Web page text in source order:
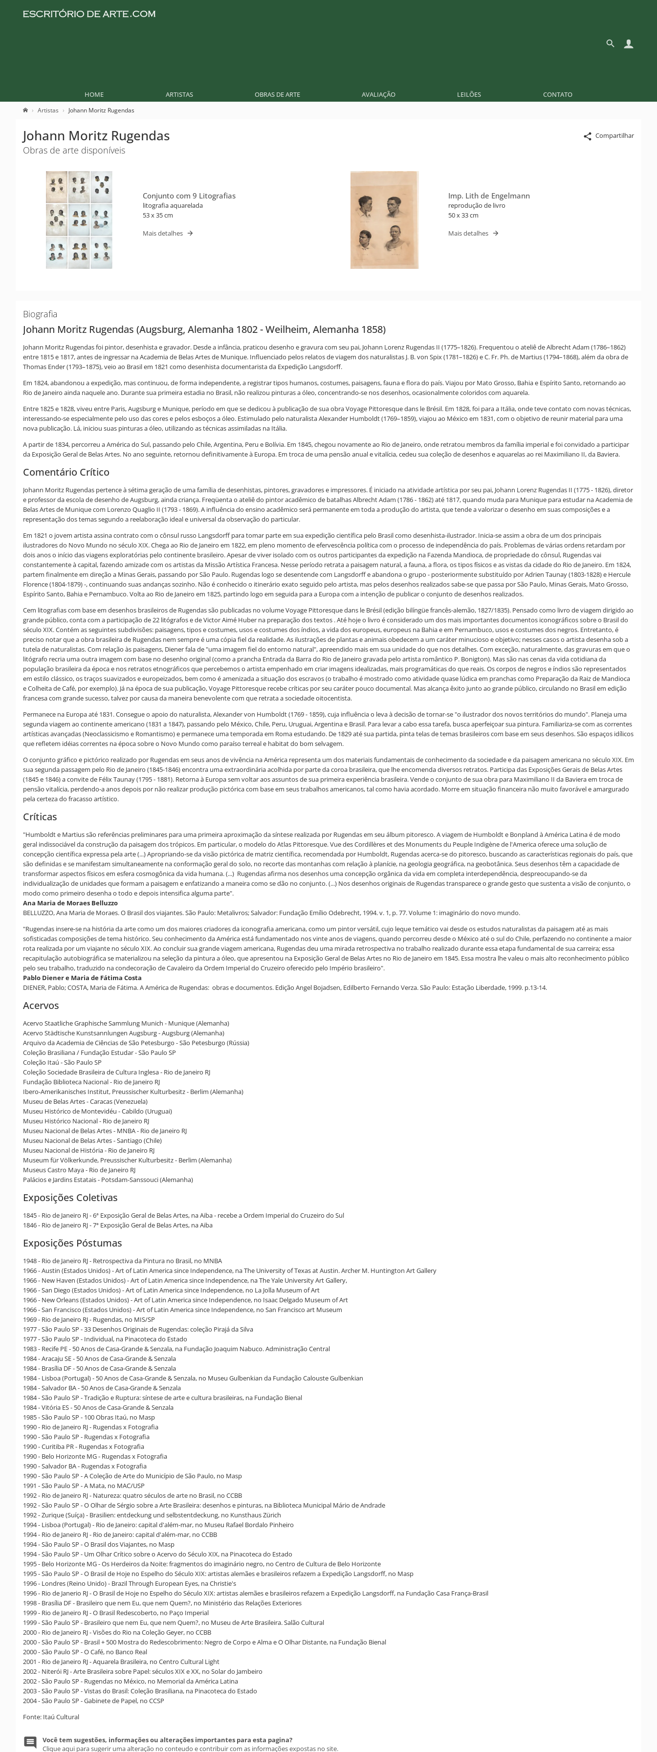
HOME ARTISTAS OBRAS DE ARTE AVALIAÇÃO LEILÕES CONTATO
Artistas Johann Moritz Rugendas
Compartilhar
Johann Moritz Rugendas
Obras de arte disponíveis
Conjunto com 9 Litografias
litografia aquarelada
53 x 35 cm
Mais detalhes
Imp. Lith de Engelmann
reprodução de livro
50 x 33 cm
Mais detalhes
Biografia
Johann Moritz Rugendas (Augsburg, Alemanha 1802 - Weilheim, Alemanha 1858)
Johann Moritz Rugendas foi pintor, desenhista e gravador. Desde a infância, praticou desenho e gravura com seu pai, Johann Lorenz Rugendas II (1775–1826). Frequentou o ateliê de Albrecht Adam (1786–1862)
entre 1815 e 1817, antes de ingressar na Academia de Belas Artes de Munique. Influenciado pelos relatos de viagem dos naturalistas J. B. von Spix (1781–1826) e C. Fr. Ph. de Martius (1794–1868), além da obra de
Thomas Ender (1793–1875), veio ao Brasil em 1821 como desenhista documentarista da Expedição Langsdorff.
Em 1824, abandonou a expedição, mas continuou, de forma independente, a registrar tipos humanos, costumes, paisagens, fauna e flora do país. Viajou por Mato Grosso, Bahia e Espírito Santo, retornando ao
Rio de Janeiro ainda naquele ano. Durante sua primeira estadia no Brasil, não realizou pinturas a óleo, concentrando-se nos desenhos, ocasionalmente coloridos com aquarela.
Entre 1825 e 1828, viveu entre Paris, Augsburg e Munique, período em que se dedicou à publicação de sua obra Voyage Pittoresque dans le Brésil. Em 1828, foi para a Itália, onde teve contato com novas técnicas,
interessando-se especialmente pelo uso das cores e pelos esboços a óleo. Estimulado pelo naturalista Alexander Humboldt (1769–1859), viajou ao México em 1831, com o objetivo de reunir material para uma
nova publicação. Lá, iniciou suas pinturas a óleo, utilizando as técnicas assimiladas na Itália.
A partir de 1834, percorreu a América do Sul, passando pelo Chile, Argentina, Peru e Bolívia. Em 1845, chegou novamente ao Rio de Janeiro, onde retratou membros da família imperial e foi convidado a participar
da Exposição Geral de Belas Artes. No ano seguinte, retornou definitivamente à Europa. Em troca de uma pensão anual e vitalícia, cedeu sua coleção de desenhos e aquarelas ao rei Maximiliano II, da Baviera.
Comentário Crítico
Johann Moritz Rugendas pertence à sétima geração de uma família de desenhistas, pintores, gravadores e impressores. É iniciado na atividade artística por seu pai, Johann Lorenz Rugendas II (1775 - 1826), diretor
e professor da escola de desenho de Augsburg, ainda criança. Freqüenta o ateliê do pintor acadêmico de batalhas Albrecht Adam (1786 - 1862) até 1817, quando muda para Munique para estudar na Academia de
Belas Artes de Munique com Lorenzo Quaglio II (1793 - 1869). A influência do ensino acadêmico será permanente em toda a produção do artista, que tende a valorizar o desenho em suas composições e a
representação dos temas segundo a reelaboração ideal e universal da observação do particular.
Em 1821 o jovem artista assina contrato com o cônsul russo Langsdorff para tomar parte em sua expedição científica pelo Brasil como desenhista-ilustrador. Inicia-se assim a obra de um dos principais
ilustradores do Novo Mundo no século XIX. Chega ao Rio de Janeiro em 1822, em pleno momento de efervescência política com o processo de independência do país. Problemas de várias ordens retardam por
dois anos o início das viagens exploratórias pelo continente brasileiro. Apesar de viver isolado com os outros participantes da expedição na Fazenda Mandioca, de propriedade do cônsul, Rugendas vai
constantemente à capital, fazendo amizade com os artistas da Missão Artística Francesa. Nesse período retrata a paisagem natural, a fauna, a flora, os tipos físicos e as vistas da cidade do Rio de Janeiro. Em 1824,
partem finalmente em direção a Minas Gerais, passando por São Paulo. Rugendas logo se desentende com Langsdorff e abandona o grupo - posteriormente substituído por Adrien Taunay (1803-1828) e Hercule
Florence (1804-1879) -, continuando suas andanças sozinho. Não é conhecido o itinerário exato seguido pelo artista, mas pelos desenhos realizados sabe-se que passa por São Paulo, Minas Gerais, Mato Grosso,
Espírito Santo, Bahia e Pernambuco. Volta ao Rio de Janeiro em 1825, partindo logo em seguida para a Europa com a intenção de publicar o conjunto de desenhos realizados.
Cem litografias com base em desenhos brasileiros de Rugendas são publicadas no volume Voyage Pittoresque dans le Brésil (edição bilíngüe francês-alemão, 1827/1835). Pensado como livro de viagem dirigido ao
grande público, conta com a participação de 22 litógrafos e de Victor Aimé Huber na preparação dos textos . Até hoje o livro é considerado um dos mais importantes documentos iconográficos sobre o Brasil do
século XIX. Contém as seguintes subdivisões: paisagens, tipos e costumes, usos e costumes dos índios, a vida dos europeus, europeus na Bahia e em Pernambuco, usos e costumes dos negros. Entretanto, é
preciso notar que a obra brasileira de Rugendas nem sempre é uma cópia fiel da realidade. As ilustrações de plantas e animais obedecem a um caráter minucioso e objetivo; nesses casos o artista desenha sob a
tutela de naturalistas. Com relação às paisagens, Diener fala de "uma imagem fiel do entorno natural", apreendido mais em sua unidade do que nos detalhes. Com exceção, naturalmente, das gravuras em que o
litógrafo recria uma outra imagem com base no desenho original (como a prancha Entrada da Barra do Rio de Janeiro gravada pelo artista romântico P. Bonigton). Mas são nas cenas da vida cotidiana da
população brasileira da época e nos retratos etnográficos que percebemos o artista empenhado em criar imagens idealizadas, mais programáticas do que reais. Os corpos de negros e índios são representados
em estilo clássico, os traços suavizados e europeizados, bem como é amenizada a situação dos escravos (o trabalho é mostrado como atividade quase lúdica em pranchas como Preparação da Raiz de Mandioca
e Colheita de Café, por exemplo). Já na época de sua publicação, Voyage Pittoresque recebe críticas por seu caráter pouco documental. Mas alcança êxito junto ao grande público, circulando no Brasil em edição
francesa com grande sucesso, talvez por causa da maneira benevolente com que retrata a sociedade oitocentista.
Permanece na Europa até 1831. Consegue o apoio do naturalista, Alexander von Humboldt (1769 - 1859), cuja influência o leva à decisão de tornar-se "o ilustrador dos novos territórios do mundo". Planeja uma
segunda viagem ao continente americano (1831 a 1847), passando pelo México, Chile, Peru, Uruguai, Argentina e Brasil. Para levar a cabo essa tarefa, busca aperfeiçoar sua pintura. Familiariza-se com as correntes
artísticas avançadas (Neoclassicismo e Romantismo) e permanece uma temporada em Roma estudando. De 1829 até sua partida, pinta telas de temas brasileiros com base em seus desenhos. São espaços idílicos
que refletem idéias correntes na época sobre o Novo Mundo como paraíso terreal e habitat do bom selvagem.
O conjunto gráfico e pictórico realizado por Rugendas em seus anos de vivência na América representa um dos materiais fundamentais de conhecimento da sociedade e da paisagem americana no século XIX. Em
sua segunda passagem pelo Rio de Janeiro (1845-1846) encontra uma extraordinária acolhida por parte da coroa brasileira, que lhe encomenda diversos retratos. Participa das Exposições Gerais de Belas Artes
(1845 e 1846) a convite de Félix Taunay (1795 - 1881). Retorna à Europa sem voltar aos assuntos de sua primeira experiência brasileira. Vende o conjunto de sua obra para Maximiliano II da Baviera em troca de
pensão vitalícia, perdendo-a anos depois por não realizar produção pictórica com base em seus trabalhos americanos, tal como havia acordado. Morre em situação financeira não muito favorável e amargurado
pela certeza do fracasso artístico.
Críticas
"Humboldt e Martius são referências preliminares para uma primeira aproximação da síntese realizada por Rugendas em seu álbum pitoresco. A viagem de Humboldt e Bonpland à América Latina é de modo
geral indissociável da construção da paisagem dos trópicos. Em particular, o modelo do Atlas Pittoresque. Vue des Cordillères et des Monuments du Peuple Indigène de l'America oferece uma solução de
concepção científica expressa pela arte (...) Apropriando-se da visão pictórica de matriz científica, recomendada por Humboldt, Rugendas acerca-se do pitoresco, buscando as características regionais do país, que
são definidas e se manifestam simultaneamente na conformação geral do solo, no recorte das montanhas com relação à planície, na geologia geográfica, na geobotânica. Seus desenhos têm a capacidade de
transformar aspectos físicos em esfera cosmogônica da vida humana. (...) Rugendas afirma nos desenhos uma concepção orgânica da vida em completa interdependência, despreocupando-se da
individualização de unidades que formam a paisagem e enfatizando a maneira como se dão no conjunto. (...) Nos desenhos originais de Rugendas transparece o grande gesto que sustenta a visão de conjunto, o
modo como primeiro desenha o todo e depois intensifica alguma parte".
Ana Maria de Moraes Belluzzo
BELLUZZO, Ana Maria de Moraes. O Brasil dos viajantes. São Paulo: Metalivros; Salvador: Fundação Emílio Odebrecht, 1994. v. 1, p. 77. Volume 1: imaginário do novo mundo.
"Rugendas insere-se na história da arte como um dos maiores criadores da iconografia americana, como um pintor versátil, cujo leque temático vai desde os estudos naturalistas da paisagem até as mais
sofisticadas composições de tema histórico. Seu conhecimento da América está fundamentado nos vinte anos de viagens, quando percorreu desde o México até o sul do Chile, perfazendo no continente a maior
rota realizada por um viajante no século XIX. Ao concluir sua grande viagem americana, Rugendas deu uma mirada retrospectiva no trabalho realizado durante essa etapa fundamental de sua carreira; essa
recapitulação autobiográfica se materializou na seleção da pintura a óleo, que apresentou na Exposição Geral de Belas Artes no Rio de Janeiro em 1845. Essa mostra lhe valeu o mais alto reconhecimento público
pelo seu trabalho, traduzido na condecoração de Cavaleiro da Ordem Imperial do Cruzeiro oferecido pelo Império brasileiro".
Pablo Diener e Maria de Fátima Costa
DIENER, Pablo; COSTA, Maria de Fátima. A América de Rugendas: obras e documentos. Edição Angel Bojadsen, Edilberto Fernando Verza. São Paulo: Estação Liberdade, 1999. p.13-14.
Acervos
Acervo Staatliche Graphische Sammlung Munich - Munique (Alemanha)
Acervo Städtische Kunstsannlungen Augsburg - Augsburg (Alemanha)
Arquivo da Academia de Ciências de São Petesburgo - São Petesburgo (Rússia)
Coleção Brasiliana / Fundação Estudar - São Paulo SP
Coleção Itaú - São Paulo SP
Coleção Sociedade Brasileira de Cultura Inglesa - Rio de Janeiro RJ
Fundação Biblioteca Nacional - Rio de Janeiro RJ
Ibero-Amerikanisches Institut, Preussischer Kulturbesitz - Berlim (Alemanha)
Museu de Belas Artes - Caracas (Venezuela)
Museu Histórico de Montevidéu - Cabildo (Uruguai)
Museu Histórico Nacional - Rio de Janeiro RJ
Museu Nacional de Belas Artes - MNBA - Rio de Janeiro RJ
Museu Nacional de Belas Artes - Santiago (Chile)
Museu Nacional de História - Rio de Janeiro RJ
Museum für Völkerkunde, Preussischer Kulturbesitz - Berlim (Alemanha)
Museus Castro Maya - Rio de Janeiro RJ
Palácios e Jardins Estatais - Potsdam-Sanssouci (Alemanha)
Exposições Coletivas
1845 - Rio de Janeiro RJ - 6ª Exposição Geral de Belas Artes, na Aiba - recebe a Ordem Imperial do Cruzeiro do Sul
1846 - Rio de Janeiro RJ - 7ª Exposição Geral de Belas Artes, na Aiba
Exposições Póstumas
1948 - Rio de Janeiro RJ - Retrospectiva da Pintura no Brasil, no MNBA
1966 - Austin (Estados Unidos) - Art of Latin America since Independence, na The University of Texas at Austin. Archer M. Huntington Art Gallery
1966 - New Haven (Estados Unidos) - Art of Latin America since Independence, na The Yale University Art Gallery,
1966 - San Diego (Estados Unidos) - Art of Latin America since Independence, no La Jolla Museum of Art
1966 - New Orleans (Estados Unidos) - Art of Latin America since Independence, no Isaac Delgado Museum of Art
1966 - San Francisco (Estados Unidos) - Art of Latin America since Independence, no San Francisco art Museum
1969 - Rio de Janeiro RJ - Rugendas, no MIS/SP
1977 - São Paulo SP - 33 Desenhos Originais de Rugendas: coleção Pirajá da Silva
1977 - São Paulo SP - Individual, na Pinacoteca do Estado
1983 - Recife PE - 50 Anos de Casa-Grande & Senzala, na Fundação Joaquim Nabuco. Administração Central
1984 - Aracaju SE - 50 Anos de Casa-Grande & Senzala
1984 - Brasília DF - 50 Anos de Casa-Grande & Senzala
1984 - Lisboa (Portugal) - 50 Anos de Casa-Grande & Senzala, no Museu Gulbenkian da Fundação Calouste Gulbenkian
1984 - Salvador BA - 50 Anos de Casa-Grande & Senzala
1984 - São Paulo SP - Tradição e Ruptura: síntese de arte e cultura brasileiras, na Fundação Bienal
1984 - Vitória ES - 50 Anos de Casa-Grande & Senzala
1985 - São Paulo SP - 100 Obras Itaú, no Masp
1990 - Rio de Janeiro RJ - Rugendas x Fotografia
1990 - São Paulo SP - Rugendas x Fotografia
1990 - Curitiba PR - Rugendas x Fotografia
1990 - Belo Horizonte MG - Rugendas x Fotografia
1990 - Salvador BA - Rugendas x Fotografia
1990 - São Paulo SP - A Coleção de Arte do Município de São Paulo, no Masp
1991 - São Paulo SP - A Mata, no MAC/USP
1992 - Rio de Janeiro RJ - Natureza: quatro séculos de arte no Brasil, no CCBB
1992 - São Paulo SP - O Olhar de Sérgio sobre a Arte Brasileira: desenhos e pinturas, na Biblioteca Municipal Mário de Andrade
1992 - Zurique (Suíça) - Brasilien: entdeckung und selbstentdeckung, no Kunsthaus Zürich
1994 - Lisboa (Portugal) - Rio de Janeiro: capital d'além-mar, no Museu Rafael Bordalo Pinheiro
1994 - Rio de Janeiro RJ - Rio de Janeiro: capital d'além-mar, no CCBB
1994 - São Paulo SP - O Brasil dos Viajantes, no Masp
1994 - São Paulo SP - Um Olhar Crítico sobre o Acervo do Século XIX, na Pinacoteca do Estado
1995 - Belo Horizonte MG - Os Herdeiros da Noite: fragmentos do imaginário negro, no Centro de Cultura de Belo Horizonte
1995 - São Paulo SP - O Brasil de Hoje no Espelho do Século XIX: artistas alemães e brasileiros refazem a Expedição Langsdorff, no Masp
1996 - Londres (Reino Unido) - Brazil Through European Eyes, na Christie's
1996 - Rio de Janerio RJ - O Brasil de Hoje no Espelho do Século XIX: artistas alemães e brasileiros refazem a Expedição Langsdorff, na Fundação Casa França-Brasil
1998 - Brasília DF - Brasileiro que nem Eu, que nem Quem?, no Ministério das Relações Exteriores
1999 - Rio de Janeiro RJ - O Brasil Redescoberto, no Paço Imperial
1999 - São Paulo SP - Brasileiro que nem Eu, que nem Quem?, no Museu de Arte Brasileira. Salão Cultural
2000 - Rio de Janeiro RJ - Visões do Rio na Coleção Geyer, no CCBB
2000 - São Paulo SP - Brasil + 500 Mostra do Redescobrimento: Negro de Corpo e Alma e O Olhar Distante, na Fundação Bienal
2000 - São Paulo SP - O Café, no Banco Real
2001 - Rio de Janeiro RJ - Aquarela Brasileira, no Centro Cultural Light
2002 - Niterói RJ - Arte Brasileira sobre Papel: séculos XIX e XX, no Solar do Jambeiro
2002 - São Paulo SP - Rugendas no México, no Memorial da América Latina
2003 - São Paulo SP - Vistas do Brasil: Coleção Brasiliana, na Pinacoteca do Estado
2004 - São Paulo SP - Gabinete de Papel, no CCSP
Fonte: Itaú Cultural
Você tem sugestões, informações ou alterações importantes para esta pagina?
Clique aqui para sugerir uma alteração no conteudo e contribuir com as informações expostas no site.